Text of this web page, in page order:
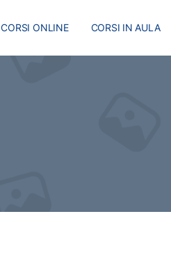
CORSI ONLINE CORSI IN AULA